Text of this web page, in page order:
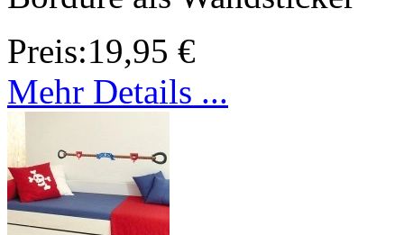
Preis:19,95 €
Mehr Details ...